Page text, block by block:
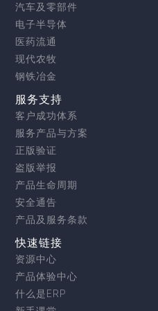
汽车及零部件
电子半导体
医药流通
现代农牧
钢铁冶金
服务支持
客户成功体系
服务产品与方案
正版验证
盗版举报
产品生命周期
安全通告
产品及服务条款
快速链接
资源中心
产品体验中心
什么是ERP